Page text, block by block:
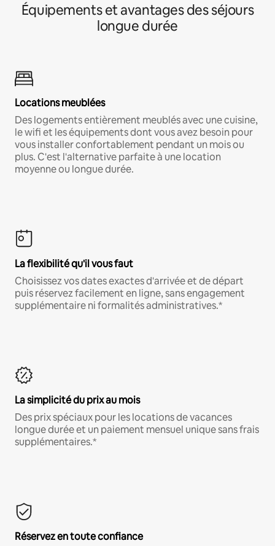
Équipements et avantages des séjours
longue durée
Locations meublées
Des logements entièrement meublés avec une cuisine,
le wifi et les équipements dont vous avez besoin pour
vous installer confortablement pendant un mois ou
plus. C'est l'alternative parfaite à une location
moyenne ou longue durée.
La flexibilité qu'il vous faut
Choisissez vos dates exactes d'arrivée et de départ
puis réservez facilement en ligne, sans engagement
supplémentaire ni formalités administratives.*
La simplicité du prix au mois
Des prix spéciaux pour les locations de vacances
longue durée et un paiement mensuel unique sans frais
supplémentaires.*
Réservez en toute confiance